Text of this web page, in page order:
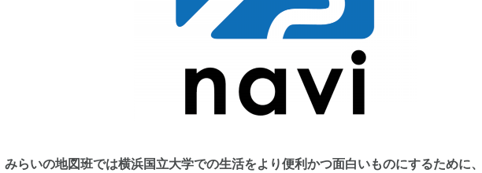
みらいの地図班では横浜国立大学での生活をより便利かつ面白いものにするために